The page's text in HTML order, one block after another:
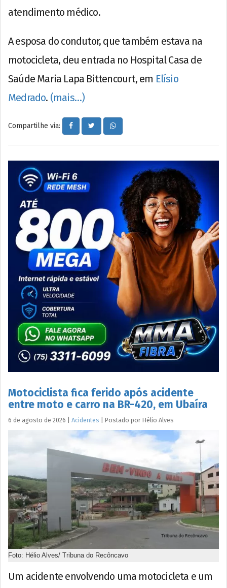
atendimento médico.
A esposa do condutor, que também estava na
motocicleta, deu entrada no Hospital Casa de
Saúde Maria Lapa Bittencourt, em Elísio
Medrado. (mais…)
Compartilhe via:
Motociclista fica ferido após acidente
entre moto e carro na BR-420, em Ubaíra
6 de agosto de 2026 Acidentes Postado por Hélio Alves
Foto: Hélio Alves/ Tribuna do Recôncavo
Um acidente envolvendo uma motocicleta e um